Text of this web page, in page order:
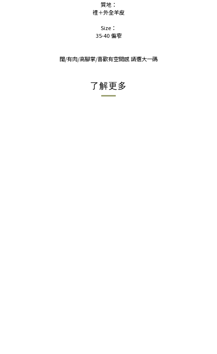
質地：
裡＋外全羊皮
Size：
35-40 偏窄
闊/有肉/高腳掌/喜歡有空間感 請選大一碼
了解更多